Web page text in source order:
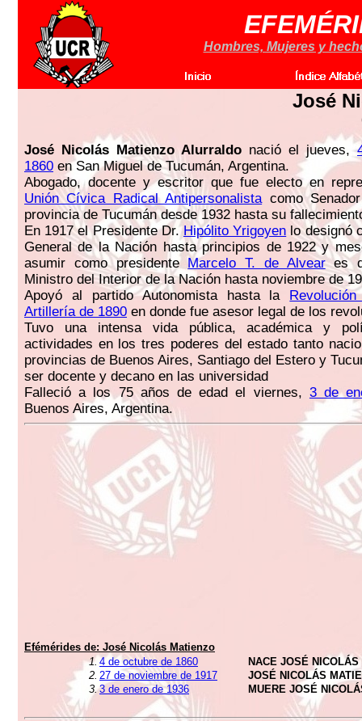
Hombres, Mujeres y
José
José Nicolás Matienzo Alurraldo nació el jueves,
1860 en San Miguel de Tucumán, Argentina.
Abogado, docente y escritor que fue electo en
Unión Cívica Radical Antipersonalistacomo
provincia de Tucumán desde 1932 hasta su
En 1917 el Presidente Dr. Hipólito Yrigoyen lo designó
General de la Nación hasta principios de 1922 y
asumir como presidenteMarcelo T. de Alveares
Ministro del Interior de la Nación hasta noviembre de
Apoyó al partido Autonomista hasta la
Artillería de 1890 en donde fue asesor legal de los
Tuvo una intensa vida pública, académica y
actividades en los tres poderes del estado tanto
provincias de Buenos Aires, Santiago del Estero y
ser docente y decano en las universidad
Falleció a los 75 años de edad el viernes, 3 de
Buenos Aires, Argentina.
Efémérides de: José Nicolás Matienzo
1. 4 de octubre de 1860
NACE JOSÉ NICOLÁS
2. 27 de noviembre de 1917
JOSÉ NICOLÁS
3.3 de enero de 1936 MUERE JOSÉ